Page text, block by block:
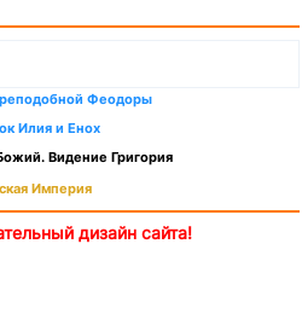
Феодоры
Илия и Енох
Видение Григория
Империя
дизайн сайта!